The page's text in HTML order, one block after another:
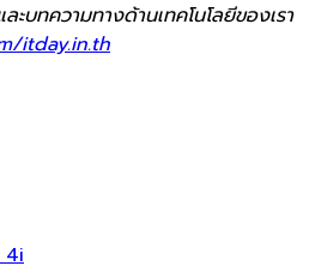
บทความทางด้านเทคโนโลยีของเรา
itday.in.th
4i